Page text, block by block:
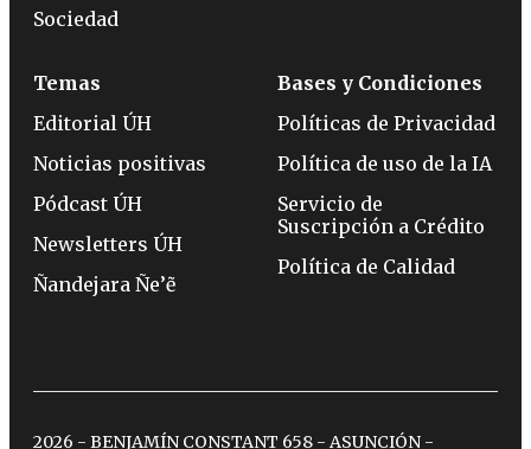
Sociedad
Temas
Editorial ÚH
Noticias positivas
Pódcast ÚH
Newsletters ÚH
Ñandejara Ñe’ẽ
Bases y Condiciones
Políticas de Privacidad
Política de uso de la IA
Servicio de
Suscripción a Crédito
Política de Calidad
2026 - BENJAMÍN CONSTANT 658 - ASUNCIÓN -